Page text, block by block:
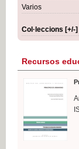
Varios
Col·leccions [+/-]
Recursos